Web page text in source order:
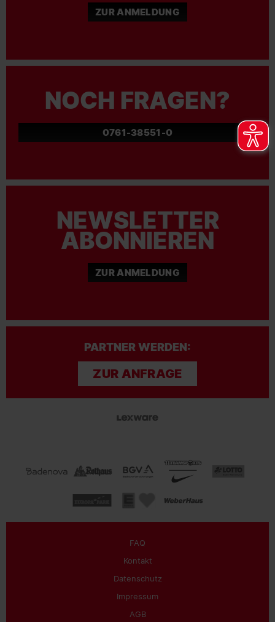
ZUR ANMELDUNG
NOCH FRAGEN?
0761-38551-0
NEWSLETTER
ABONNIEREN
ZUR ANMELDUNG
PARTNER WERDEN:
ZUR ANFRAGE
FAQ
Kontakt
Datenschutz
Impressum
AGB